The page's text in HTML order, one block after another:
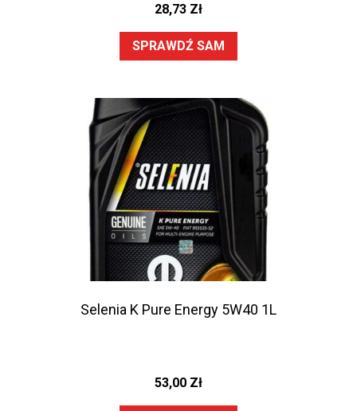
28,73 Zł
SPRAWDŹ SAM
Selenia K Pure Energy 5W40 1L
53,00 Zł